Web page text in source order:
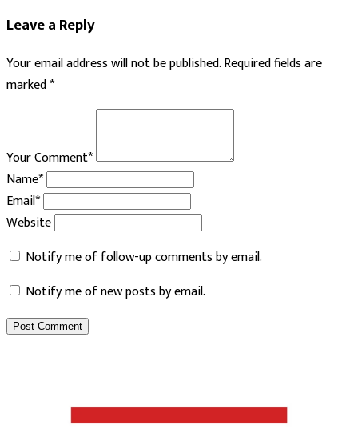
Leave a Reply
Your email address will not be published.Required fields are
marked*
Your Comment*
Name*
Email*
Website
Notify me of follow-up comments by email.
Notify me of new posts by email.